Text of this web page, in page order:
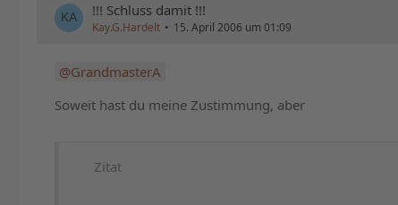
!!! Schluss damit !!!
Kay.G.Hardelt 15. April 2006 um 01:09
GrandmasterA
Soweit hast du meine Zustimmung, aber
Zitat